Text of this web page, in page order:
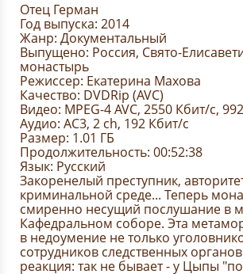
Отец Герман
Год выпуска: 2014
Жанр: Документальный
Выпущено: Россия, Свято-
монастырь
Режиссер: Екатерина Махова
Качество: DVDRip (AVC)
Видео: MPEG-4 AVC, 2550 Кбит/с,
Аудио: AC3, 2 ch, 192 Кбит/с
Размер: 1.01 ГБ
Продолжительность: 00:52:38
Язык: Русский
Закоренелый преступник,
криминальной среде... Теперь
смиренно несущий послушание в
Кафедральном соборе. Эта
в недоумение не только
сотрудников следственных
реакция: так не бывает - у Цыпы